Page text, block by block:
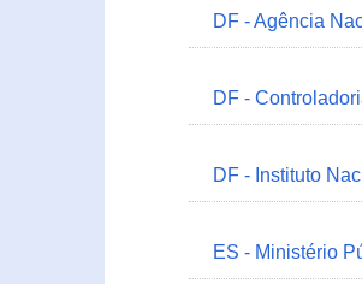
DF - Agência
DF -
DF - Instituto
ES - Ministério